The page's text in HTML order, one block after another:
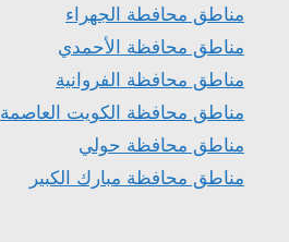
مناطق محافطة الجهراء
مناطق محافظة الأحمدي
مناطق محافظة الفروانية
مناطق محافظة الكويت العاصمة
مناطق محافظة حولي
مناطق محافظة مبارك الكبير